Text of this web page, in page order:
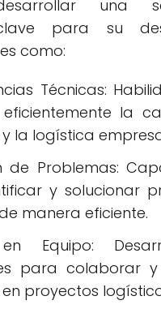
una
para su
como:
Técnicas:
la
la logística
de Problemas:
y solucionar
manera eficiente.
Equipo:
para colaborar
proyectos